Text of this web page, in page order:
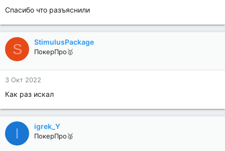
Спасибо что разъяснили
S StimulusPackage
ПокерПро🥇
3 Окт 2022
Как раз искал
I igrek_Y
ПокерПро🥈